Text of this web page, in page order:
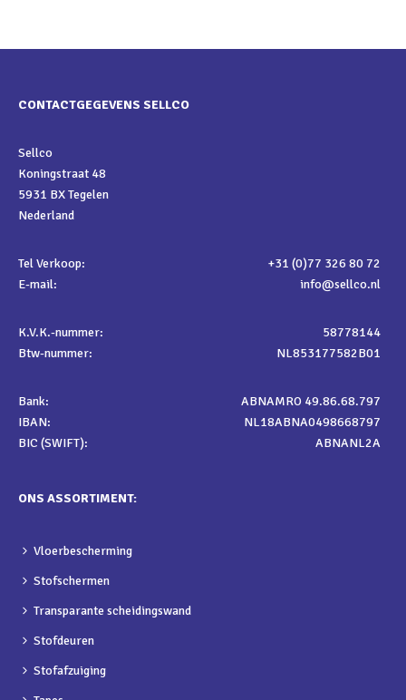
CONTACTGEGEVENS SELLCO
Sellco
Koningstraat 48
5931 BX Tegelen
Nederland
Tel Verkoop:
+31 (0)77 326 80 72
E-mail:
info@sellco.nl
K.V.K.-nummer:
58778144
Btw-nummer:
NL853177582B01
Bank:
ABNAMRO 49.86.68.797
IBAN:
NL18ABNA0498668797
BIC (SWIFT):
ABNANL2A
ONS ASSORTIMENT:
Vloerbescherming
Stofschermen
Transparante scheidingswand
Stofdeuren
Stofafzuiging